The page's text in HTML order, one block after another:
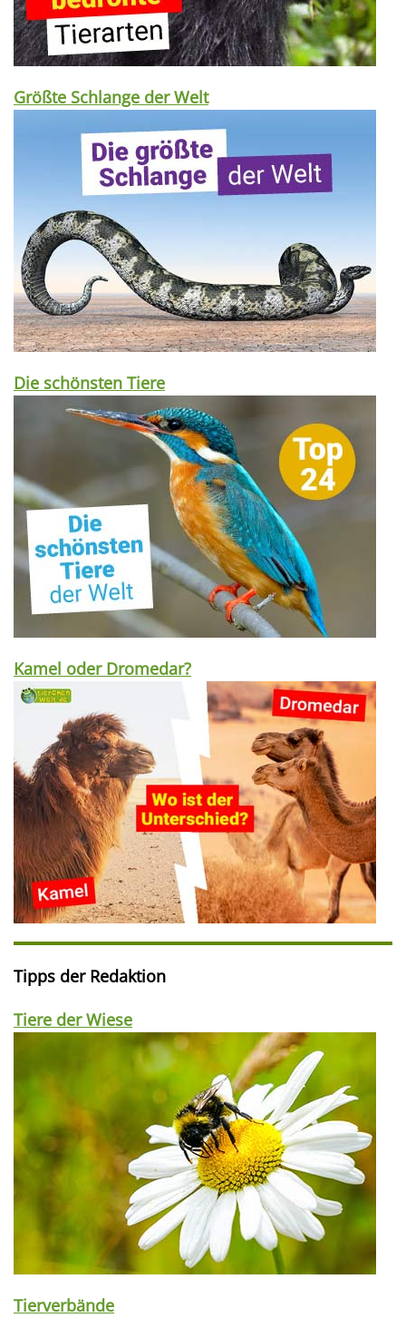
Größte Schlange der Welt
Die schönsten Tiere
Kamel oder Dromedar?
Tipps der Redaktion
Tiere der Wiese
Tierverbände